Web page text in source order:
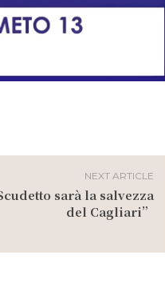
NEXT ARTICLE
sarà la salvezza
del Cagliari”